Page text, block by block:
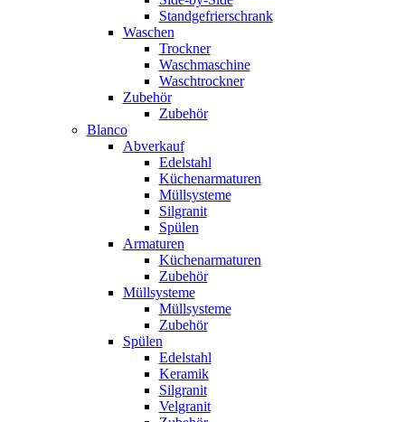
Standgefrierschrank
Waschen
Trockner
Waschmaschine
Waschtrockner
Zubehör
Zubehör
Blanco
Abverkauf
Edelstahl
Küchenarmaturen
Müllsysteme
Silgranit
Spülen
Armaturen
Küchenarmaturen
Zubehör
Müllsysteme
Müllsysteme
Zubehör
Spülen
Edelstahl
Keramik
Silgranit
Velgranit